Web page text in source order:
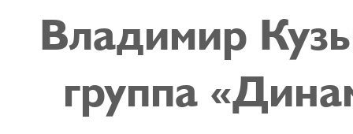
Владимир
группа